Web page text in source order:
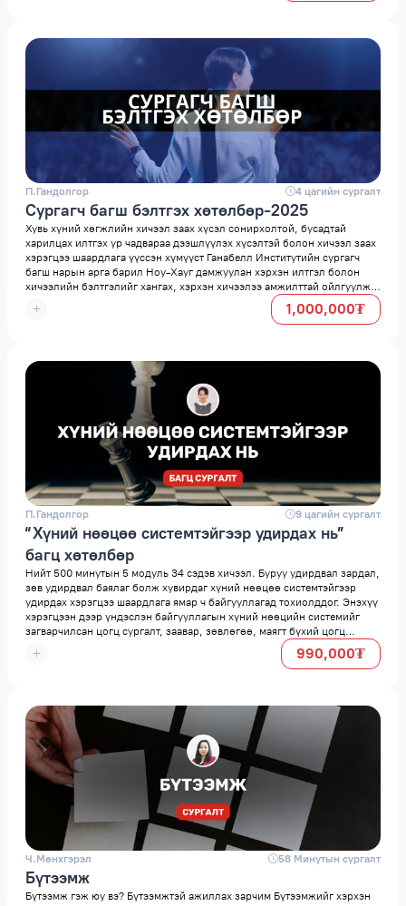
П.Гандолгор 4 цагийн сургалт
Сургагч багш бэлтгэх хөтөлбөр-2025
Хувь хүний хөгжлийн хичээл заах хүсэл сонирхолтой, бусадтай
харилцах илтгэх ур чадвараа дээшлүүлэх хүсэлтэй болон хичээл заах
хэрэгцээ шаардлага үүссэн хүмүүст Ганабелл Институтийн сургагч
багш нарын арга барил Ноу-Хауг дамжуулан хэрхэн илтгэл болон
хичээлийн бэлтгэлийг хангах, хэрхэн хичээлээ амжилттай ойлгуулж
1,000,000₮
П.Гандолгор 9 цагийн сургалт
“Хүний нөөцөө системтэйгээр удирдах нь”
багц хөтөлбөр
Нийт 500 минутын 5 модуль 34 сэдэв хичээл. Буруу удирдвал зардал,
зөв удирдвал баялаг болж хувирдаг хүний нөөцөө системтэйгээр
удирдах хэрэгцээ шаардлага ямар ч байгууллагад тохиолддог. Энэхүү
хэрэгцээн дээр үндэслэн байгууллагын хүний нөөцийн системийг
загварчилсан цогц сургалт, заавар, зөвлөгөө, маягт бүхий цогц
990,000₮
Ч.Мөнхгэрэл 58 Минутын сургалт
Бүтээмж
Бүтээмж гэж юу вэ? Бүтээмжтэй ажиллах зарчим Бүтээмжийг хэрхэн